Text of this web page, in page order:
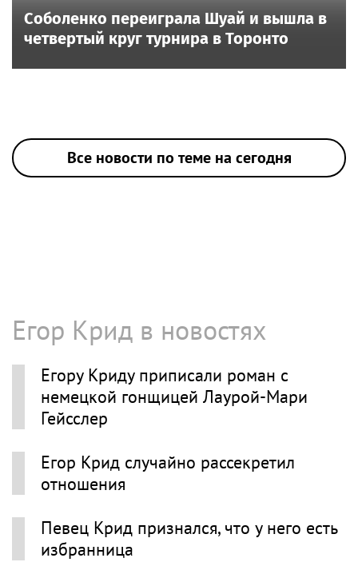
Соболенко переиграла Шуай и вышла в
четвертый круг турнира в Торонто
Все новости по теме на сегодня
Егор Крид в новостях
Егору Криду приписали роман с
немецкой гонщицей Лаурой-Мари
Гейсслер
Егор Крид случайно рассекретил
отношения
Певец Крид признался, что у него есть
избранница